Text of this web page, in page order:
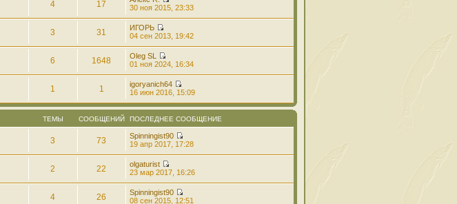
4 17
30 ноя 2015, 23:33
3 31
ИГОРЬ
04 сен 2013, 19:42
6 1648
Oleg SL
01 ноя 2024, 16:34
1 1
igoryanich64
16 июн 2016, 15:09
ТЕМЫ СООБЩЕНИЙ ПОСЛЕДНЕЕ СООБЩЕНИЕ
3 73
Spinningist90
19 апр 2017, 17:28
2 22
olgaturist
23 мар 2017, 16:26
4 26
Spinningist90
08 сен 2015, 12:51